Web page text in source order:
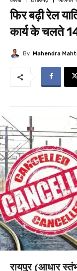
फिर बढ़ी रेल
कार्य के चलते
By Mahendra
रायपुर (आधार